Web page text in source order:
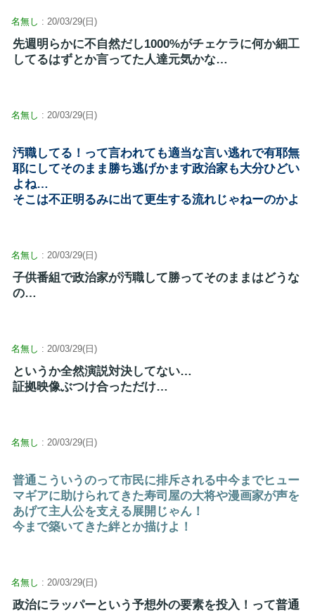
名無し : 20/03/29(日)
先週明らかに不自然だし1000%がチェケラに何か細工
してるはずとか言ってた人達元気かな…
名無し : 20/03/29(日)
汚職してる！って言われても適当な言い逃れで有耶無
耶にしてそのまま勝ち逃げかます政治家も大分ひどい
よね…
そこは不正明るみに出て更生する流れじゃねーのかよ
名無し : 20/03/29(日)
子供番組で政治家が汚職して勝ってそのままはどうな
の…
名無し : 20/03/29(日)
というか全然演説対決してない…
証拠映像ぶつけ合っただけ…
名無し : 20/03/29(日)
普通こういうのって市民に排斥される中今までヒュー
マギアに助けられてきた寿司屋の大将や漫画家が声を
あげて主人公を支える展開じゃん！
今まで築いてきた絆とか描けよ！
名無し : 20/03/29(日)
政治にラッパーという予想外の要素を投入！って普通